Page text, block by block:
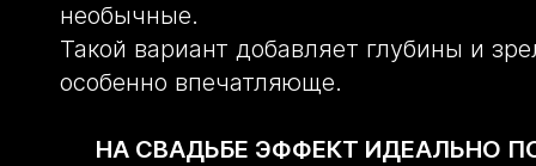
необычные.
Такой вариант добавляет глубины и
особенно впечатляюще.
НА СВАДЬБЕ ЭФФЕКТ ИДЕАЛЬНО